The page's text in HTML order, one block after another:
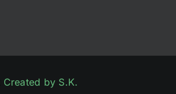
Created by S.K.